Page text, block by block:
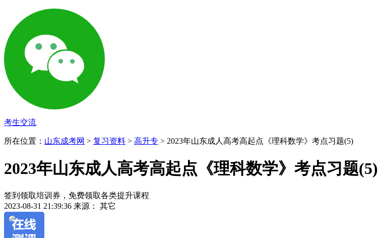
考生交流
所在位置： 山东成考网 > 复习资料 > 高升专 > 2023年山东成人高考高起点《理科数学》考点习题(5)
2023年山东成人高考高起点《理科数学》考点习题(5)
签到领取培训券，免费领取各类提升课程
2023-08-31 21:39:36 来源： 其它